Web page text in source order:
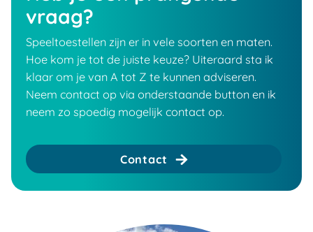
vraag?
Speeltoestellen zijn er in vele soorten en maten.
Hoe kom je tot de juiste keuze? Uiteraard sta ik
klaar om je van A tot Z te kunnen adviseren.
Neem contact op via onderstaande button en ik
neem zo spoedig mogelijk contact op.
Contact